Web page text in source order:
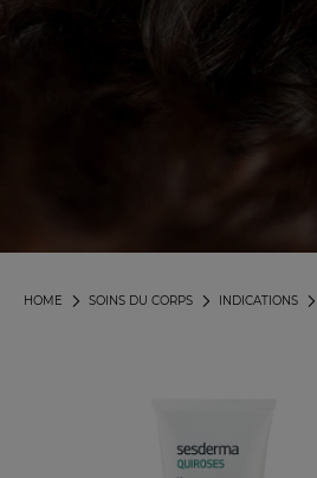
INDICATIONS
SOINS DU CORPS
HOME